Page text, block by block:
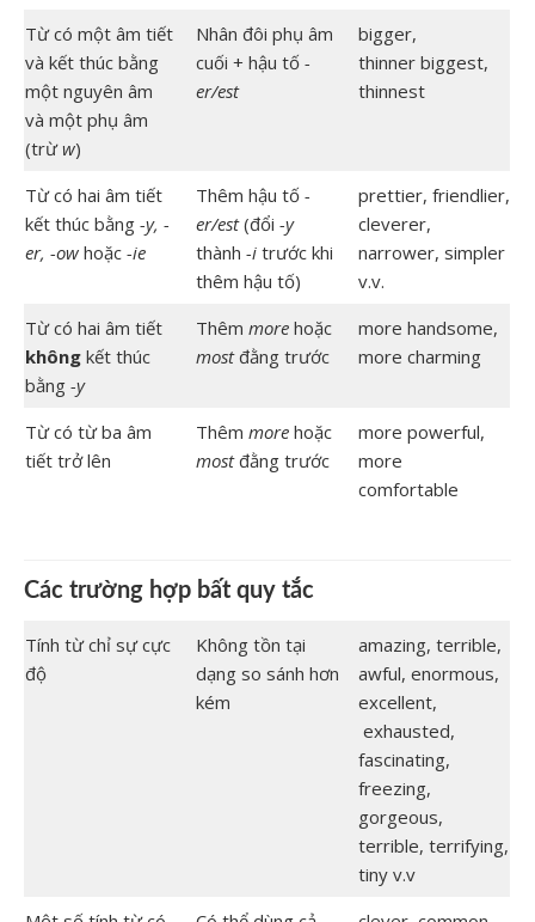
Từ có một âm tiết
và kết thúc bằng
một nguyên âm
và một phụ âm
(trừw)
Nhân đôi phụ âm
cuối + hậu tố -
er/est
bigger,
thinner biggest,
thinnest
Từ có hai âm tiết
kết thúc bằng -y, -
er, -ow hoặc -ie
Thêm hậu tố -
er/est(đổi -y
thành -itrước khi
thêm hậu tố)
prettier, friendlier,
cleverer,
narrower, simpler
v.v.
Từ có hai âm tiết
không kết thúc
bằng -y
Thêm morehoặc
mostđằng trước
more handsome,
more charming
Từ có từ ba âm
tiết trở lên
Thêm morehoặc
mostđằng trước
more powerful,
more
comfortable
Các trường hợp bất quy tắc
Tính từ chỉ sự cực
độ
Không tồn tại
dạng so sánh hơn
kém
amazing, terrible,
awful, enormous,
excellent,
exhausted,
fascinating,
freezing,
gorgeous,
terrible, terrifying,
tiny v.v